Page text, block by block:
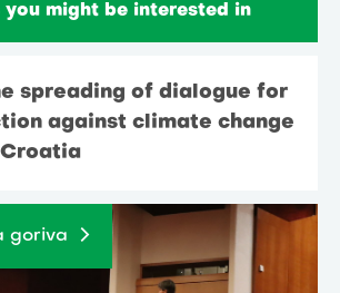
you might be interested in
spreading of dialogue for
against climate change
goriva